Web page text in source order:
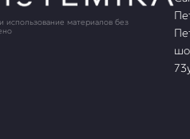
использование материалов без